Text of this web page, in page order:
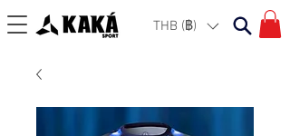
THB (฿)